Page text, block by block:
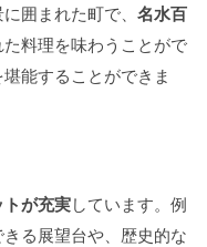
囲まれた町で、 名水百
料理を味わうことがで
能することができま
が充実しています。例
る展望台や、歴史的な